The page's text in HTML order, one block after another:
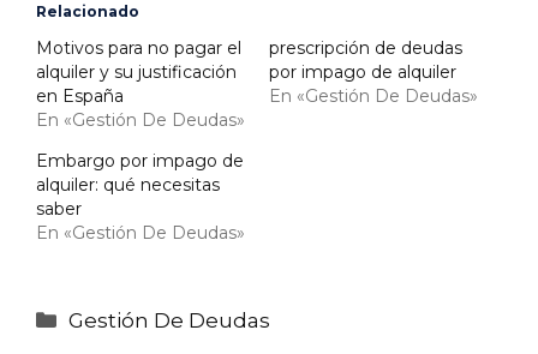
Relacionado
Motivos para no pagar el
alquiler y su justificación
en España
En «Gestión De Deudas»
prescripción de deudas
por impago de alquiler
En «Gestión De Deudas»
Embargo por impago de
alquiler: qué necesitas
saber
En «Gestión De Deudas»
Categorías
Gestión De Deudas